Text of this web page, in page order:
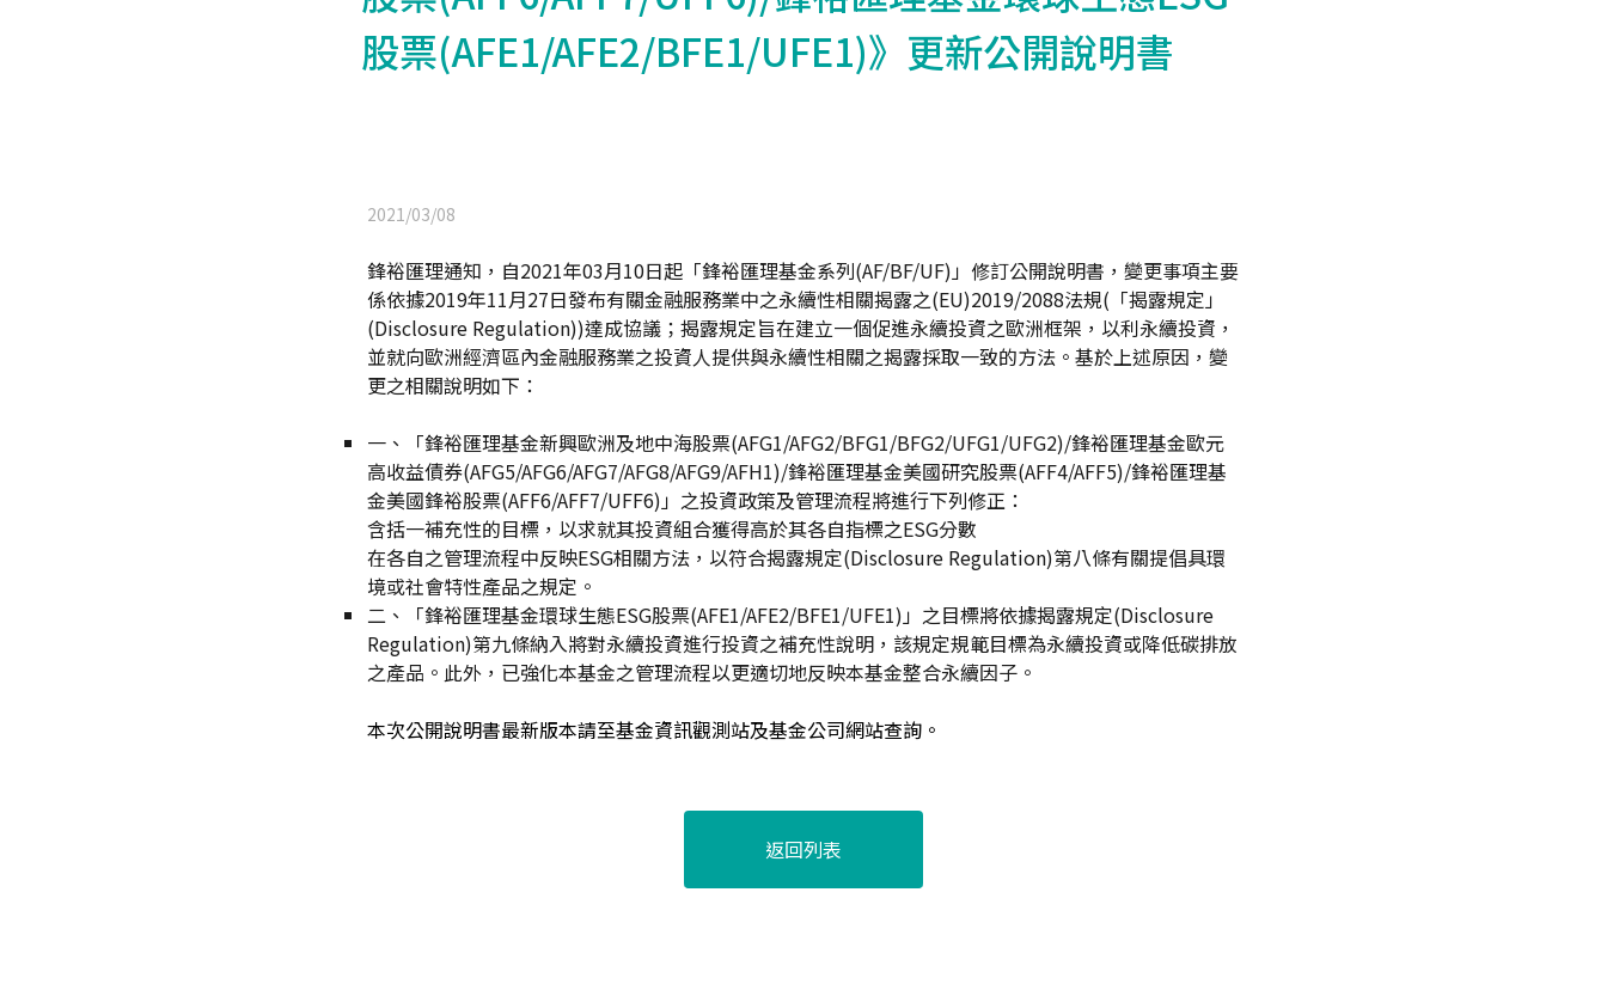
股票(AFE1/AFE2/BFE1/UFE1)》更新公開說明書
2021/03/08
鋒裕匯理通知，自2021年03月10日起「鋒裕匯理基金系列(AF/BF/UF)」修訂公開說明書，變更事項主要
係依據2019年11月27日發布有關金融服務業中之永續性相關揭露之(EU)2019/2088法規(「揭露規定」
(Disclosure Regulation))達成協議；揭露規定旨在建立一個促進永續投資之歐洲框架，以利永續投資，
並就向歐洲經濟區內金融服務業之投資人提供與永續性相關之揭露採取一致的方法。基於上述原因，變
更之相關說明如下：
一、
「鋒裕匯理基金新興歐洲及地中海股票(AFG1/AFG2/BFG1/BFG2/UFG1/UFG2)/鋒裕匯理基金歐元
高收益債券(AFG5/AFG6/AFG7/AFG8/AFG9/AFH1)/鋒裕匯理基金美國研究股票(AFF4/AFF5)/鋒裕匯理基
金美國鋒裕股票(AFF6/AFF7/UFF6)」之投資政策及管理流程將進行下列修正：
含括一補充性的目標，以求就其投資組合獲得高於其各自指標之ESG分數
在各自之管理流程中反映ESG相關方法，以符合揭露規定(Disclosure Regulation)第八條有關提倡具環
境或社會特性產品之規定。
二、
「鋒裕匯理基金環球生態ESG股票(AFE1/AFE2/BFE1/UFE1)」之目標將依據揭露規定(Disclosure
Regulation)第九條納入將對永續投資進行投資之補充性說明，該規定規範目標為永續投資或降低碳排放
之產品。此外，已強化本基金之管理流程以更適切地反映本基金整合永續因子。
本次公開說明書最新版本請至基金資訊觀測站及基金公司網站查詢。
返回列表